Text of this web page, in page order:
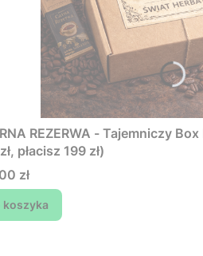
REZERWA - Tajemniczy
płacisz 199 zł)
zł
koszyka